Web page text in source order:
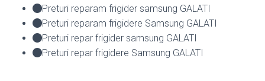
Preturi reparam frigider samsung GALATI
Preturi reparam frigidere Samsung GALATI
Preturi repar frigider samsung GALATI
Preturi repar frigidere Samsung GALATI